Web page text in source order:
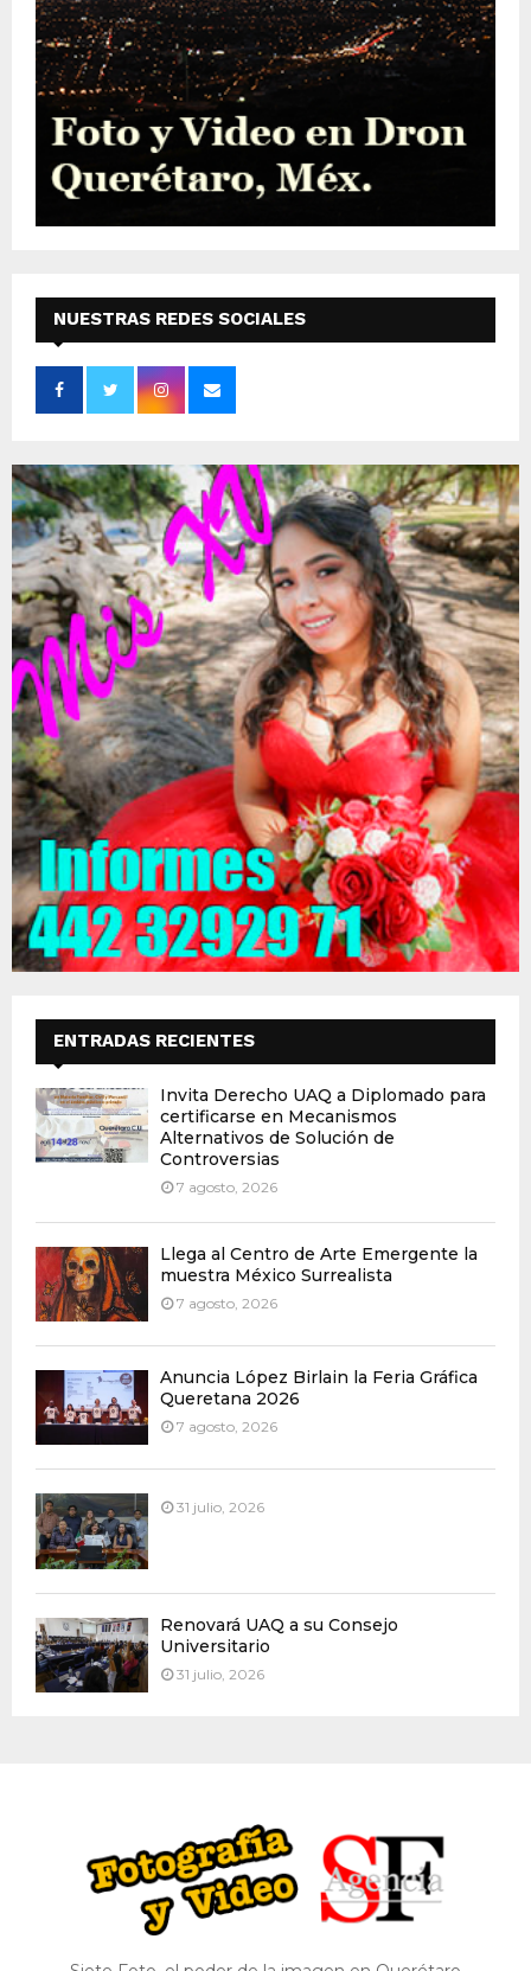
NUESTRAS REDES SOCIALES
ENTRADAS RECIENTES
Invita Derecho UAQ a Diplomado para
certificarse en Mecanismos
Alternativos de Solución de
Controversias
7 agosto, 2026
Llega al Centro de Arte Emergente la
muestra México Surrealista
7 agosto, 2026
Anuncia López Birlain la Feria Gráfica
Queretana 2026
7 agosto, 2026
31 julio, 2026
Renovará UAQ a su Consejo
Universitario
31 julio, 2026